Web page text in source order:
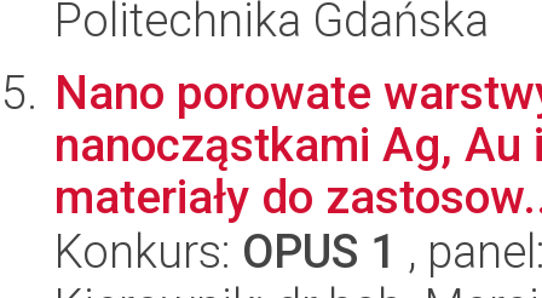
Politechnika Gdańska
Nano porowate
nanocząstkami Ag,
materiały do
Konkurs: OPUS 1 ,